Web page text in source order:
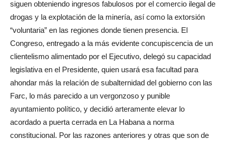
siguen obteniendo ingresos fabulosos por el comercio ilegal de
drogas y la explotación de la minería, así como la extorsión
“voluntaria” en las regiones donde tienen presencia. El
Congreso, entregado a la más evidente concupiscencia de un
clientelismo alimentado por el Ejecutivo, delegó su capacidad
legislativa en el Presidente, quien usará esa facultad para
ahondar más la relación de subalternidad del gobierno con las
Farc, lo más parecido a un vergonzoso y punible
ayuntamiento político, y decidió arteramente elevar lo
acordado a puerta cerrada en La Habana a norma
constitucional. Por las razones anteriores y otras que son de